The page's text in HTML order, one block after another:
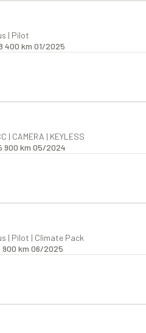
| Pilot
400 km·01/2025
| CAMERA | KEYLESS
900 km·05/2024
| Pilot | Climate Pack
900 km·06/2025